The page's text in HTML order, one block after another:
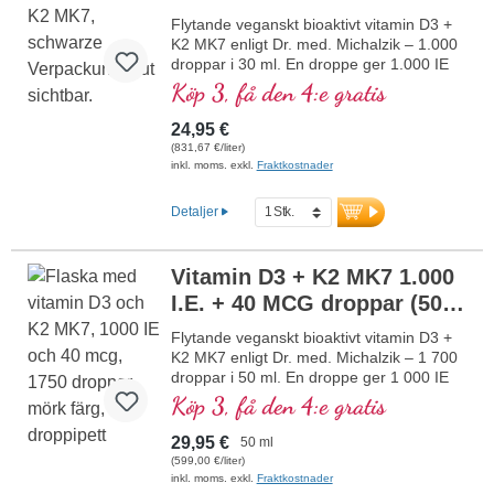
år, vegansk, utan tillsatser och
laboratorietestad. Utvecklad av läkare.
mer information om vitamin D3 + K2
Flytande veganskt bioaktivt vitamin D3 +
K2 MK7 enligt Dr. med. Michalzik – 1.000
droppar i 30 ml. En droppe ger 1.000 IE
vitamin D3 och 40 μg K2 (MK7 all-trans).
Högsta premiumkvalitet från
högkvalitativa, kontrollerade lavar (inte
från alger!) i optimal kombination med
särskilt bioaktiv all-trans K2-form, helt
skyddande MCT-olja från kokos, odlad
utan pesticider, för bättre biotillgänglighet.
normal muskelfunktion samt till
immunsystemets normala funktion.
Tillverkat i Tyskland utan genteknik i egen
kontrollerad produktion som funnits i 25
år, veganskt, utan tillsatser och
laboratorietestat. Utvecklat av läkare.
mer information om vitamin D3 + K2
Köp 3, få den 4:e gratis
24,95 €
(831,67 €/liter)
inkl. moms. exkl. Fraktkostnader
Detaljer
Vitamin D3 + K2 MK7 1.000
I.E. + 40 MCG droppar (50
ml) veganska
Flytande veganskt bioaktivt vitamin D3 +
K2 MK7 enligt Dr. med. Michalzik – 1 700
droppar i 50 ml. En droppe ger 1 000 IE
vitamin D3 och 40 µg K2 (MK7 all-trans).
Högsta premiumkvalitet från
högkvalitativa, kontrollerade lavar (inte
från alger!) i optimal kombination med en
särskilt bioaktiv all-trans K2-form, helt
Köp 3, få den 4:e gratis
29,95 € 50 ml
(599,00 €/liter)
inkl. moms. exkl. Fraktkostnader